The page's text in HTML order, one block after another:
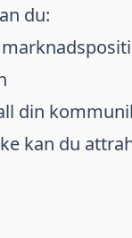
du:
din
kan du